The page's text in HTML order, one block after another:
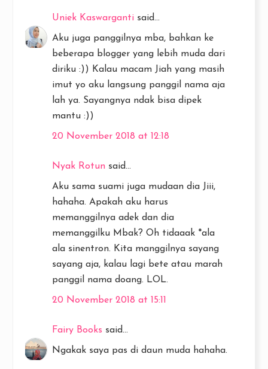
Uniek Kaswarganti said...
Aku juga panggilnya mba, bahkan ke
beberapa blogger yang lebih muda dari
diriku :)) Kalau macam Jiah yang masih
imut yo aku langsung panggil nama aja
lah ya. Sayangnya ndak bisa dipek
mantu :))
20 November 2018 at 12:18
Nyak Rotun said...
Aku sama suami juga mudaan dia Jiii,
hahaha. Apakah aku harus
memanggilnya adek dan dia
memanggilku Mbak? Oh tidaaak *ala
ala sinentron. Kita manggilnya sayang
sayang aja, kalau lagi bete atau marah
panggil nama doang. LOL.
20 November 2018 at 15:11
Fairy Books said...
Ngakak saya pas di daun muda hahaha.